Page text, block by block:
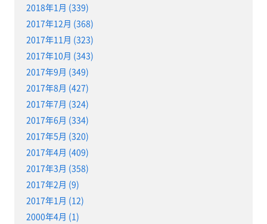
2018年1月 (339)
2017年12月 (368)
2017年11月 (323)
2017年10月 (343)
2017年9月 (349)
2017年8月 (427)
2017年7月 (324)
2017年6月 (334)
2017年5月 (320)
2017年4月 (409)
2017年3月 (358)
2017年2月 (9)
2017年1月 (12)
2000年4月 (1)